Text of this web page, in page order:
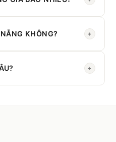
KHÔNG? +
+